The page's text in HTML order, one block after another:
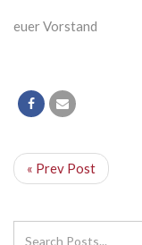
euer Vorstand
« Prev Post